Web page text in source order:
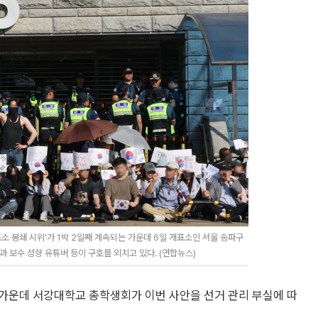
봉쇄 시위'가 1박 2일째 계속되는 가운데 6일 개표소인 서울 송파구
보수 성향 유튜버 등이 구호를 외치고 있다. (연합뉴스)
데 서강대학교 총학생회가 이번 사안을 선거 관리 부실에 따